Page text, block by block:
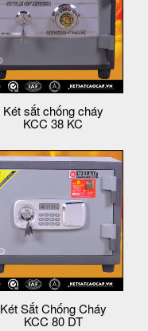
Két sắt chống cháy
KCC 38 KC
Két Sắt Chống Cháy
KCC 80 DT